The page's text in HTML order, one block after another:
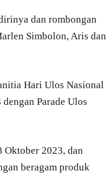
dan rombongan
Simbolon, Aris dan
Hari Ulos Nasional
Parade Ulos
Oktober 2023, dan
beragam produk